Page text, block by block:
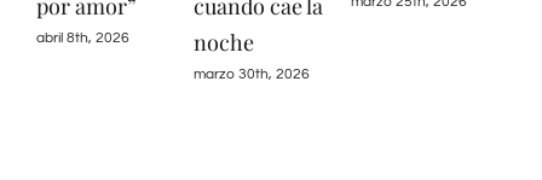
2026
cuando cae la
noche
marzo 30th, 2026
de la